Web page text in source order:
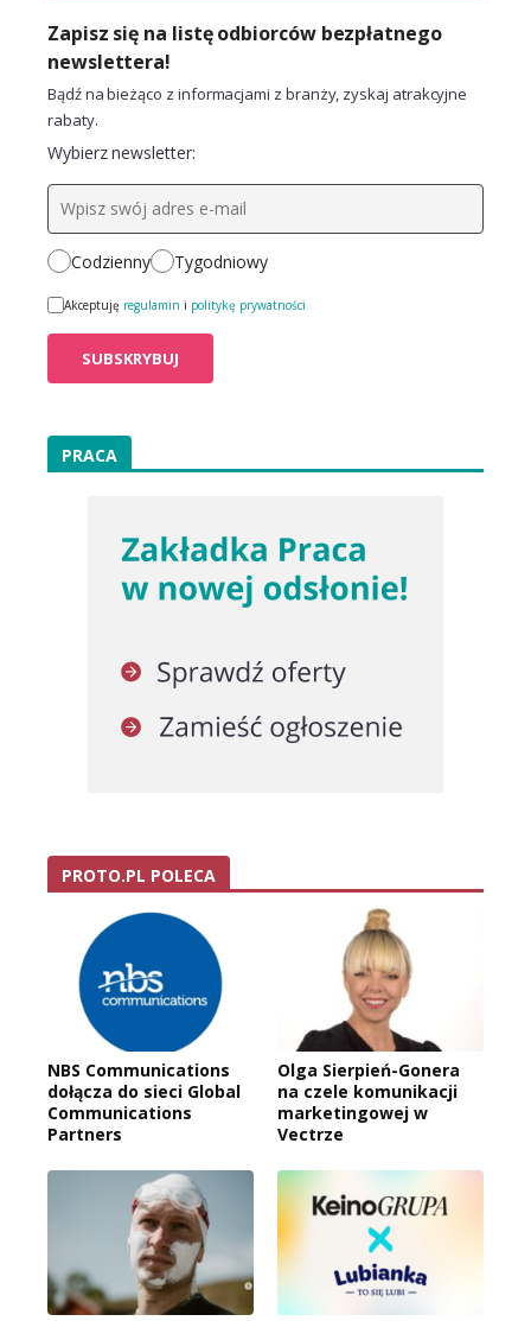
Zapisz się na listę odbiorców bezpłatnego
newslettera!
Bądź na bieżąco z informacjami z branży, zyskaj atrakcyjne
rabaty.
Wybierz newsletter:
Codzienny Tygodniowy
Akceptuję regulamin i politykę prywatności
PRACA
PROTO.PL POLECA
NBS Communications
dołącza do sieci Global
Communications
Partners
Olga Sierpień-Gonera
na czele komunikacji
marketingowej w
Vectrze